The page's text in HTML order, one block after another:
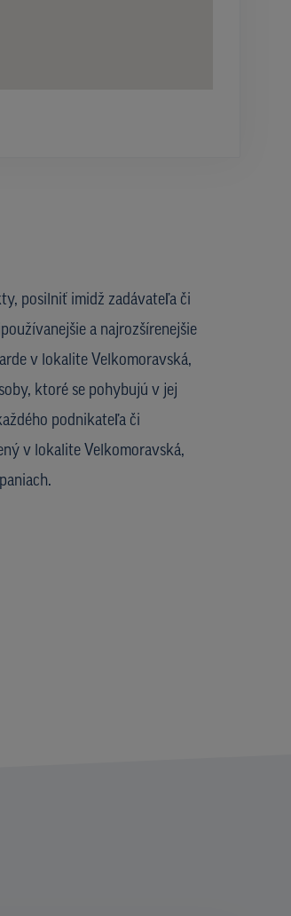
posilniť imidž zadávateľa či
a najrozšírenejšie
v lokalite Velkomoravská,
ktoré se pohybujú v jej
podnikateľa či
v lokalite Velkomoravská,